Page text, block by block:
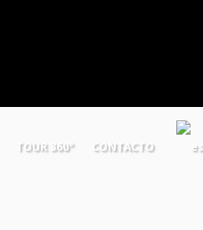
TOUR 360° CONTACTO